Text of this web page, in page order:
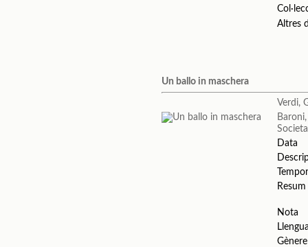
Altres
Un ballo in maschera
Verdi,
Data
Resum
Nota
Gènere